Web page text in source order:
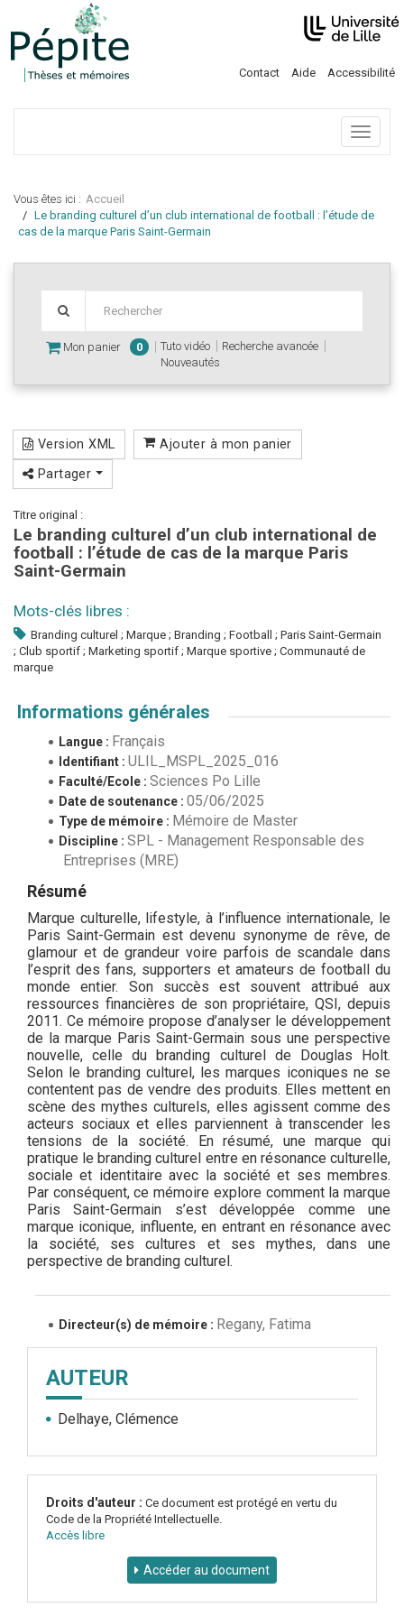
Contact Aide Accessibilité
Menu
Vous êtes ici : Accueil
Le branding culturel d’un club international de football : l’étude de
cas de la marque Paris Saint-Germain
Mon panier 0 Tuto vidéo
Recherche avancée
Nouveautés
Version XML Ajouter à mon panier
Partager
Titre original :
Le branding culturel d’un club international de
football : l’étude de cas de la marque Paris
Saint-Germain
Mots-clés libres :
Branding culturel ; Marque ; Branding ; Football ; Paris Saint-Germain
; Club sportif ; Marketing sportif ; Marque sportive ; Communauté de
marque
Informations générales
Langue : Français
Identifiant : ULIL_MSPL_2025_016
Faculté/Ecole : Sciences Po Lille
Date de soutenance : 05/06/2025
Type de mémoire : Mémoire de Master
Discipline : SPL - Management Responsable des
Entreprises (MRE)
Résumé
Marque culturelle, lifestyle, à l’influence internationale, le
Paris Saint-Germain est devenu synonyme de rêve, de
glamour et de grandeur voire parfois de scandale dans
l’esprit des fans, supporters et amateurs de football du
monde entier. Son succès est souvent attribué aux
ressources financières de son propriétaire, QSI, depuis
2011. Ce mémoire propose d’analyser le développement
de la marque Paris Saint-Germain sous une perspective
nouvelle, celle du branding culturel de Douglas Holt.
Selon le branding culturel, les marques iconiques ne se
contentent pas de vendre des produits. Elles mettent en
scène des mythes culturels, elles agissent comme des
acteurs sociaux et elles parviennent à transcender les
tensions de la société. En résumé, une marque qui
pratique le branding culturel entre en résonance culturelle,
sociale et identitaire avec la société et ses membres.
Par conséquent, ce mémoire explore comment la marque
Paris Saint-Germain s’est développée comme une
marque iconique, influente, en entrant en résonance avec
la société, ses cultures et ses mythes, dans une
perspective de branding culturel.
Directeur(s) de mémoire : Regany, Fatima
AUTEUR
Delhaye, Clémence
Droits d'auteur : Ce document est protégé en vertu du
Code de la Propriété Intellectuelle.
Accès libre
Accéder au document